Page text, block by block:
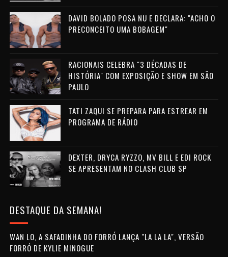
DAVID BOLADO POSA NU E DECLARA: "ACHO O
PRECONCEITO UMA BOBAGEM"
RACIONAIS CELEBRA "3 DÉCADAS DE
HISTÓRIA" COM EXPOSIÇÃO E SHOW EM SÃO
PAULO
TATI ZAQUI SE PREPARA PARA ESTREAR EM
PROGRAMA DE RÁDIO
DEXTER, DRYCA RYZZO, MV BILL E EDI ROCK
SE APRESENTAM NO CLASH CLUB SP
DESTAQUE DA SEMANA!
WAN LO, A SAFADINHA DO FORRÓ LANÇA "LA LA LA", VERSÃO
FORRÓ DE KYLIE MINOGUE